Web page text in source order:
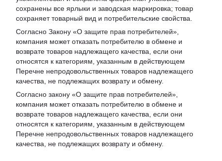
сохранены все ярлыки и заводская маркировка; товар
сохраняет товарный вид и потребительские свойства.
Согласно Закону «О защите прав потребителей»,
компания может отказать потребителю в обмене и
возврате товаров надлежащего качества, если они
относятся к категориям, указанным в действующем
Перечне непродовольственных товаров надлежащего
качества, не подлежащих возврату и обмену.
Согласно закону «О защите прав потребителей»,
компания может отказать потребителю в обмене и
возврате товаров надлежащего качества, если они
относятся к категориям, указанным в действующем
Перечне непродовольственных товаров надлежащего
качества, не подлежащих возврату и обмену.